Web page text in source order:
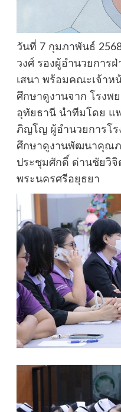
วันที่ 7 กุมภาพันธ์
วงศ์ รองผู้อำนวยการ
เสนา พร้อมคณะเจ้า
ศึกษาดูงานจาก โรงพ
อุทัยธานี นำทีมโดย
ภิญโญ ผู้อำนวยการโร
ศึกษาดูงานพัฒนาคุณ
ประชุมศักดิ์ ด่านชัยวิจิ
พระนครศรีอยุธยา